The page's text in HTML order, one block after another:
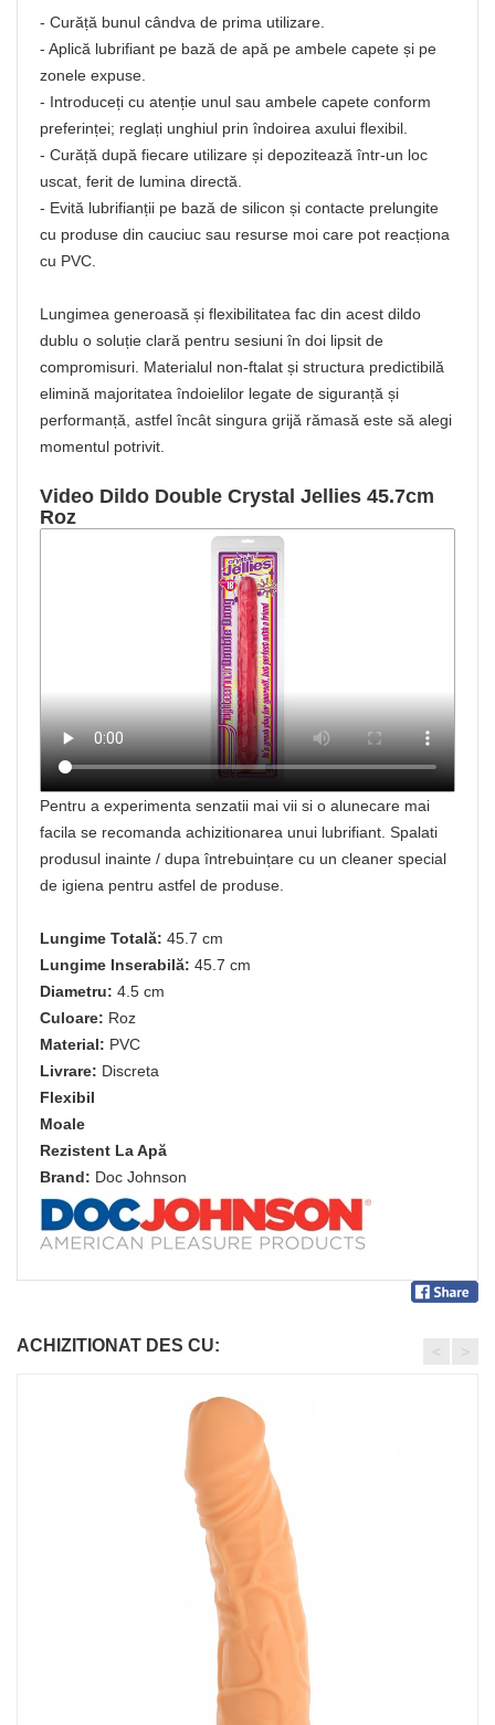
- Curăță bunul cândva de prima utilizare.
- Aplică lubrifiant pe bază de apă pe ambele capete și pe
zonele expuse.
- Introduceți cu atenție unul sau ambele capete conform
preferinței; reglați unghiul prin îndoirea axului flexibil.
- Curăță după fiecare utilizare și depozitează într-un loc
uscat, ferit de lumina directă.
- Evită lubrifianții pe bază de silicon și contacte prelungite
cu produse din cauciuc sau resurse moi care pot reacționa
cu PVC.
Lungimea generoasă și flexibilitatea fac din acest dildo
dublu o soluție clară pentru sesiuni în doi lipsit de
compromisuri. Materialul non-ftalat și structura predictibilă
elimină majoritatea îndoielilor legate de siguranță și
performanță, astfel încât singura grijă rămasă este să alegi
momentul potrivit.
Video Dildo Double Crystal Jellies 45.7cm
Roz
Pentru a experimenta senzatii mai vii si o alunecare mai
facila se recomanda achizitionarea unui lubrifiant. Spalati
produsul inainte / dupa întrebuințare cu un cleaner special
de igiena pentru astfel de produse.
Lungime Totală: 45.7 cm
Lungime Inserabilă: 45.7 cm
Diametru: 4.5 cm
Culoare: Roz
Material: PVC
Livrare: Discreta
Flexibil
Moale
Rezistent La Apă
Brand: Doc Johnson
ACHIZITIONAT DES CU: < >